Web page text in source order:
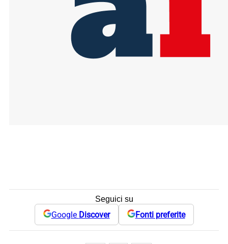
Seguici su
Google Discover Fonti preferite